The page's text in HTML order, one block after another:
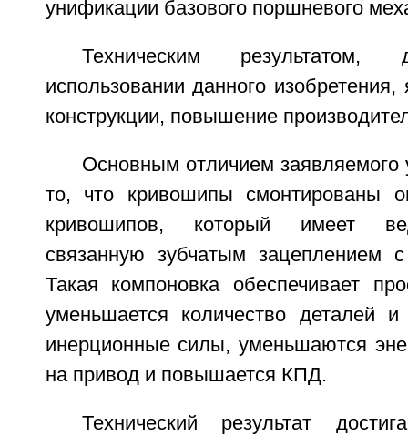
унификации базового поршневого
Техническим результатом,
использовании данного
конструкции, повышение
Основным отличием заявляемого
то, что кривошипы смонтированы
кривошипов, который имеет
связанную зубчатым зацеплением
Такая компоновка обеспечивает
уменьшается количество деталей
инерционные силы, уменьшаются
на привод и повышается КПД.
Технический результат